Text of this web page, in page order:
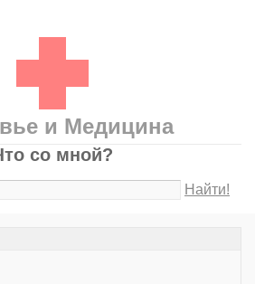
и Медицина
со мной?
Найти!